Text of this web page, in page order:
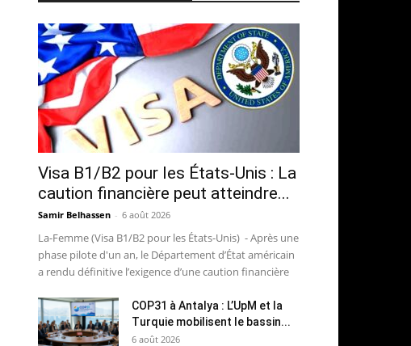
Visa B1/B2 pour les États-Unis : La
caution financière peut atteindre...
Samir Belhassen - 6 août 2026
La-Femme (Visa B1/B2 pour les États-Unis) - Après une
phase pilote d'un an, le Département d’État américain
a rendu définitive l’exigence d’une caution financière
COP31 à Antalya : L’UpM et la
Turquie mobilisent le bassin...
6 août 2026